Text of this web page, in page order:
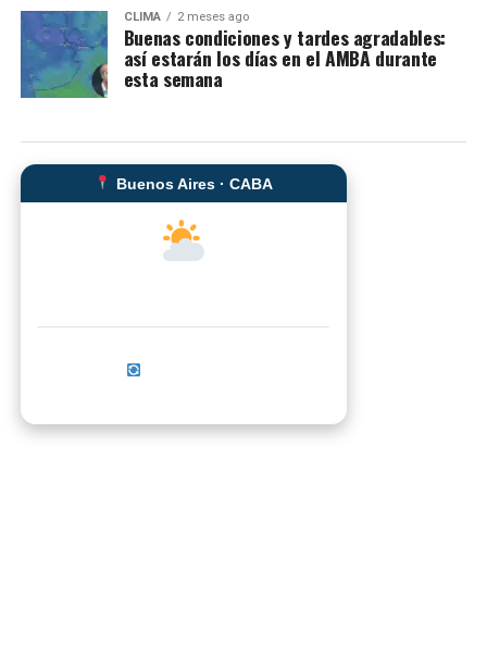
CLIMA 2 meses ago
Buenas condiciones y tardes agradables:
así estarán los días en el AMBA durante
esta semana
Buenos Aires · CABA